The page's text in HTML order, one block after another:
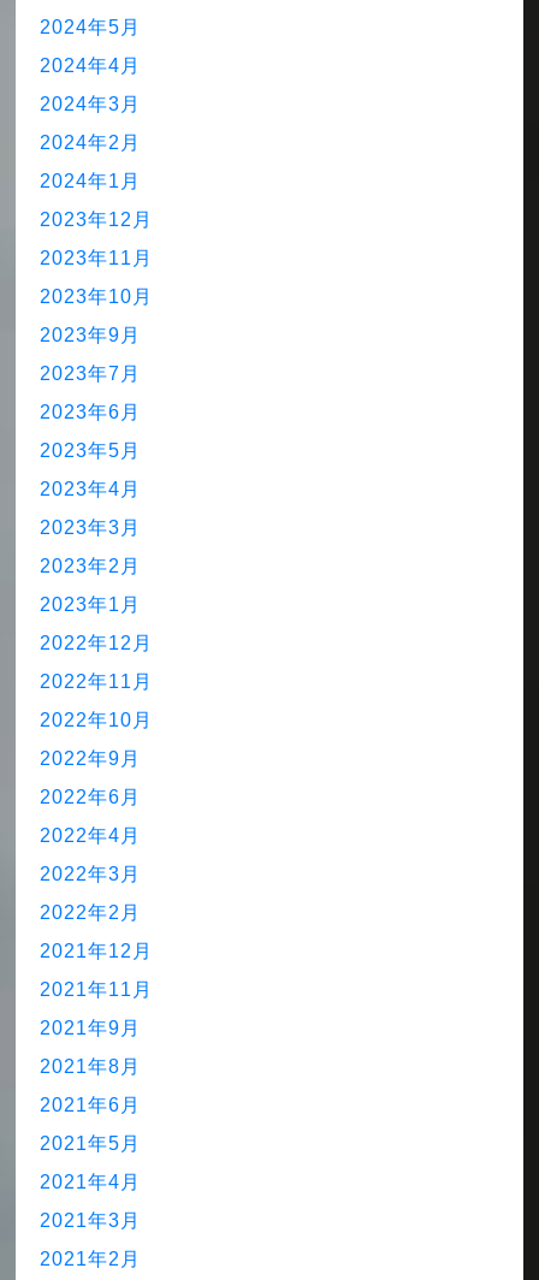
2024年5月
2024年4月
2024年3月
2024年2月
2024年1月
2023年12月
2023年11月
2023年10月
2023年9月
2023年7月
2023年6月
2023年5月
2023年4月
2023年3月
2023年2月
2023年1月
2022年12月
2022年11月
2022年10月
2022年9月
2022年6月
2022年4月
2022年3月
2022年2月
2021年12月
2021年11月
2021年9月
2021年8月
2021年6月
2021年5月
2021年4月
2021年3月
2021年2月